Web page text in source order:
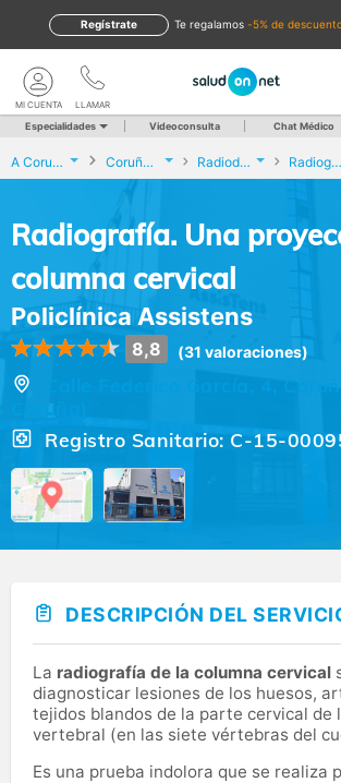
te regalamos -5% de
Regístrate
LLAMAR
MI CUENTA
Especialidades Videoconsulta Chat Médico
A Coruña Coruña (A) Radiodiagnóstico Radiografía. Una proyección de columna cervical
Radiografía. Una
columna cervical
Policlínica Assistens
8,8 (31 valoraciones)
Coruña)
Registro Sanitario: C-15-
DESCRIPCIÓN DEL
La radiografía de la columna cervical
diagnosticar lesiones de los huesos,
tejidos blandos de la parte cervical de
vertebral (en las siete vértebras del
Es una prueba indolora que se realiza